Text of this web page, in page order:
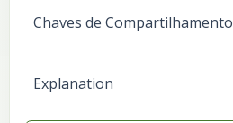
Chaves de Compartilhamento
Explanation